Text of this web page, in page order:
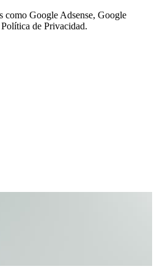
como Google Adsense, Google
de Privacidad.